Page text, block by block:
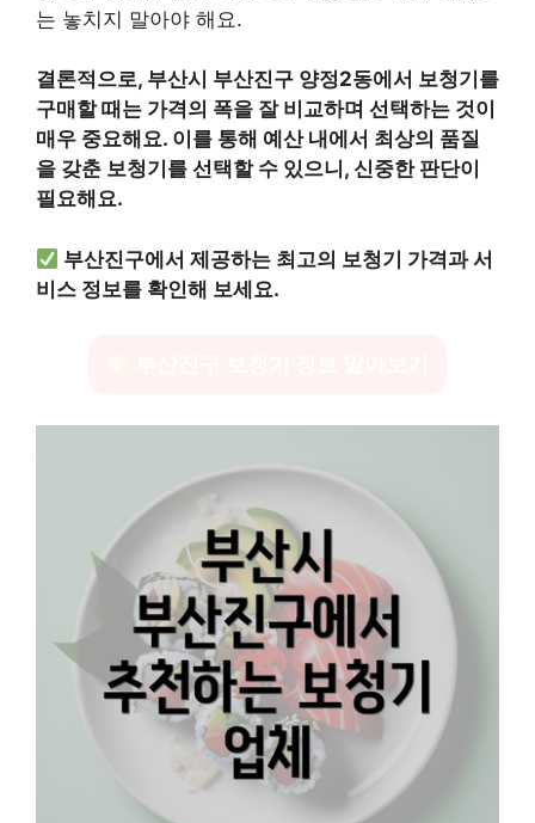
는 놓치지 말아야 해요.
결론적으로, 부산시 부산진구 양정2동에서 보청기를
구매할 때는 가격의 폭을 잘 비교하며 선택하는 것이
매우 중요해요. 이를 통해 예산 내에서 최상의 품질
을 갖춘 보청기를 선택할 수 있으니, 신중한 판단이
필요해요.
부산진구에서 제공하는 최고의 보청기 가격과 서
비스 정보를 확인해 보세요.